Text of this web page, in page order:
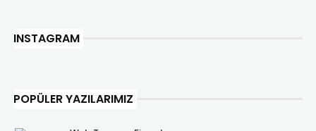
INSTAGRAM
POPÜLER YAZILARIMIZ